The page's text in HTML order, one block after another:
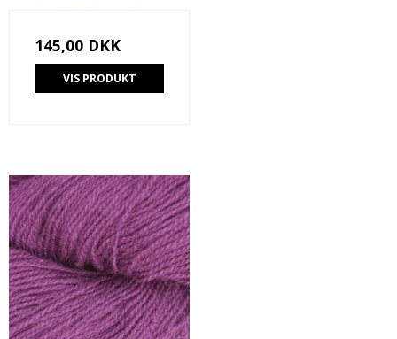
145,00 DKK
VIS PRODUKT